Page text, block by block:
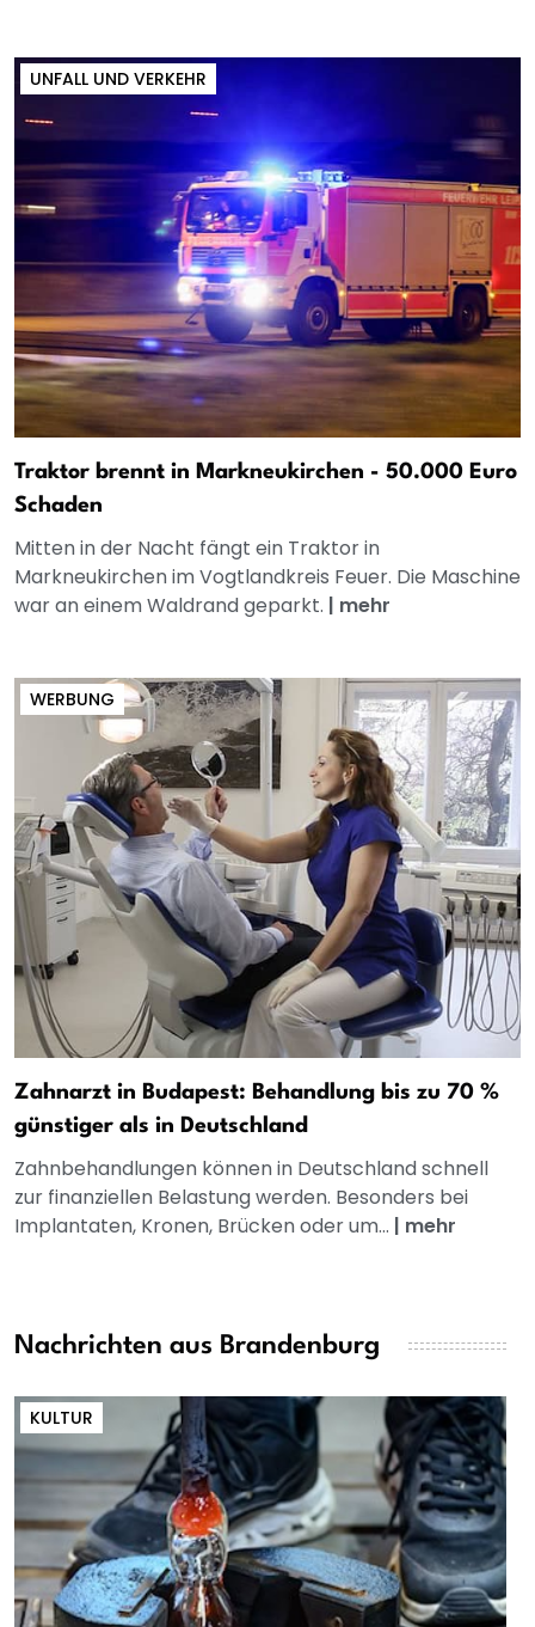
UNFALL UND VERKEHR
Traktor brennt in Markneukirchen - 50.000 Euro
Schaden
Mitten in der Nacht fängt ein Traktor in
Markneukirchen im Vogtlandkreis Feuer. Die Maschine
war an einem Waldrand geparkt. | mehr
WERBUNG
Zahnarzt in Budapest: Behandlung bis zu 70 %
günstiger als in Deutschland
Zahnbehandlungen können in Deutschland schnell
zur finanziellen Belastung werden. Besonders bei
Implantaten, Kronen, Brücken oder um... | mehr
Nachrichten aus Brandenburg
KULTUR